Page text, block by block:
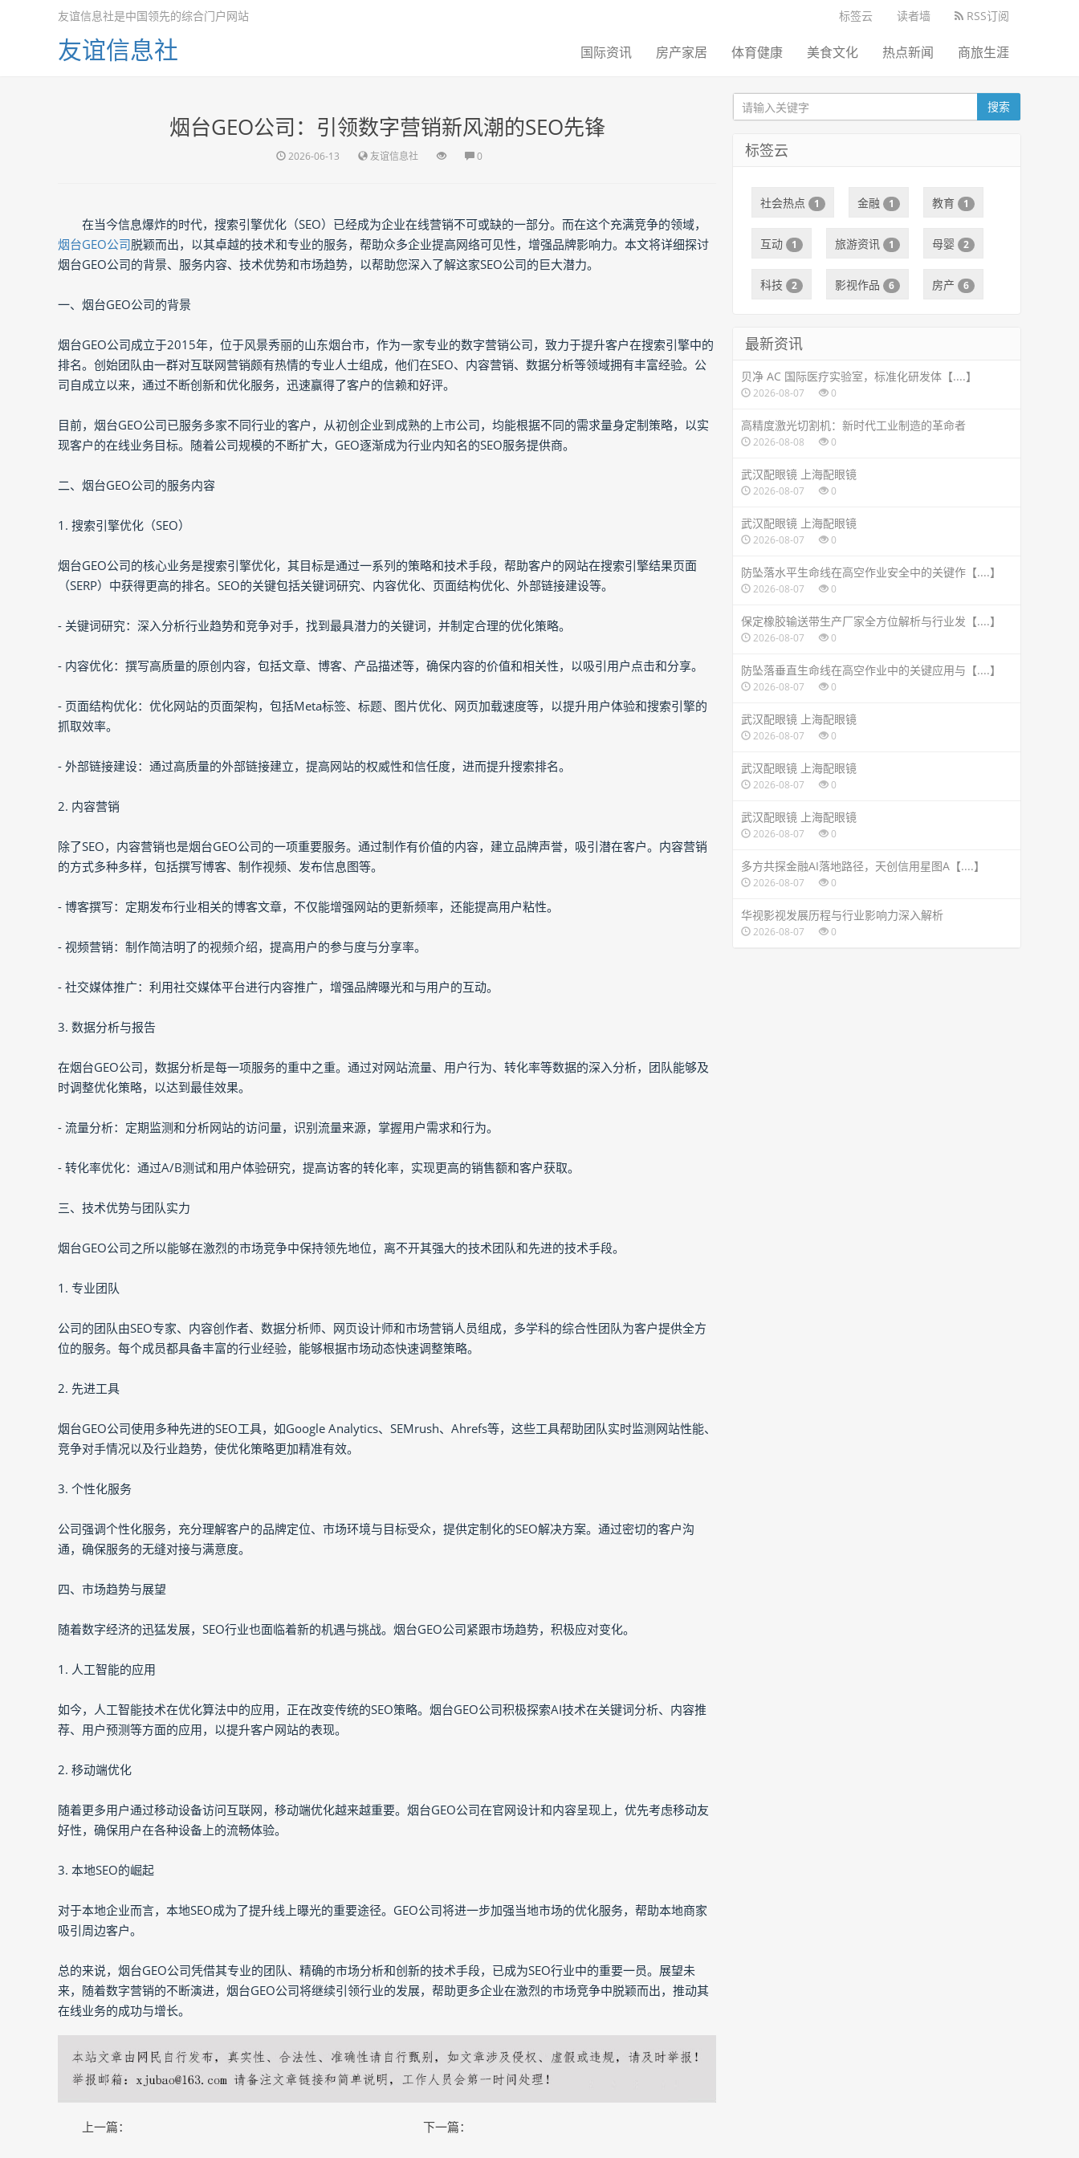
标签云 读者墙 RSS订阅
友谊信息社是中国领先的综合门户网站
友谊信息社 国际资讯 房产家居 体育健康 美食文化 热点新闻 商旅生涯
烟台GEO公司：引领数字营销新风潮的SEO先锋
2026-06-13 友谊信息社 0
在当今信息爆炸的时代，搜索引擎优化（SEO）已经成为企业在线营销不可或缺的一部分。而在这个充满竞争的领域，
烟台GEO公司脱颖而出，以其卓越的技术和专业的服务，帮助众多企业提高网络可见性，增强品牌影响力。本文将详细探讨
烟台GEO公司的背景、服务内容、技术优势和市场趋势，以帮助您深入了解这家SEO公司的巨大潜力。
一、烟台GEO公司的背景
烟台GEO公司成立于2015年，位于风景秀丽的山东烟台市，作为一家专业的数字营销公司，致力于提升客户在搜索引擎中的
排名。创始团队由一群对互联网营销颇有热情的专业人士组成，他们在SEO、内容营销、数据分析等领域拥有丰富经验。公
司自成立以来，通过不断创新和优化服务，迅速赢得了客户的信赖和好评。
目前，烟台GEO公司已服务多家不同行业的客户，从初创企业到成熟的上市公司，均能根据不同的需求量身定制策略，以实
现客户的在线业务目标。随着公司规模的不断扩大，GEO逐渐成为行业内知名的SEO服务提供商。
二、烟台GEO公司的服务内容
1. 搜索引擎优化（SEO）
烟台GEO公司的核心业务是搜索引擎优化，其目标是通过一系列的策略和技术手段，帮助客户的网站在搜索引擎结果页面
（SERP）中获得更高的排名。SEO的关键包括关键词研究、内容优化、页面结构优化、外部链接建设等。
- 关键词研究：深入分析行业趋势和竞争对手，找到最具潜力的关键词，并制定合理的优化策略。
- 内容优化：撰写高质量的原创内容，包括文章、博客、产品描述等，确保内容的价值和相关性，以吸引用户点击和分享。
- 页面结构优化：优化网站的页面架构，包括Meta标签、标题、图片优化、网页加载速度等，以提升用户体验和搜索引擎的
抓取效率。
- 外部链接建设：通过高质量的外部链接建立，提高网站的权威性和信任度，进而提升搜索排名。
2. 内容营销
除了SEO，内容营销也是烟台GEO公司的一项重要服务。通过制作有价值的内容，建立品牌声誉，吸引潜在客户。内容营销
的方式多种多样，包括撰写博客、制作视频、发布信息图等。
- 博客撰写：定期发布行业相关的博客文章，不仅能增强网站的更新频率，还能提高用户粘性。
- 视频营销：制作简洁明了的视频介绍，提高用户的参与度与分享率。
- 社交媒体推广：利用社交媒体平台进行内容推广，增强品牌曝光和与用户的互动。
3. 数据分析与报告
在烟台GEO公司，数据分析是每一项服务的重中之重。通过对网站流量、用户行为、转化率等数据的深入分析，团队能够及
时调整优化策略，以达到最佳效果。
- 流量分析：定期监测和分析网站的访问量，识别流量来源，掌握用户需求和行为。
- 转化率优化：通过A/B测试和用户体验研究，提高访客的转化率，实现更高的销售额和客户获取。
三、技术优势与团队实力
烟台GEO公司之所以能够在激烈的市场竞争中保持领先地位，离不开其强大的技术团队和先进的技术手段。
1. 专业团队
公司的团队由SEO专家、内容创作者、数据分析师、网页设计师和市场营销人员组成，多学科的综合性团队为客户提供全方
位的服务。每个成员都具备丰富的行业经验，能够根据市场动态快速调整策略。
2. 先进工具
烟台GEO公司使用多种先进的SEO工具，如Google Analytics、SEMrush、Ahrefs等，这些工具帮助团队实时监测网站性能、
竞争对手情况以及行业趋势，使优化策略更加精准有效。
3. 个性化服务
公司强调个性化服务，充分理解客户的品牌定位、市场环境与目标受众，提供定制化的SEO解决方案。通过密切的客户沟
通，确保服务的无缝对接与满意度。
四、市场趋势与展望
随着数字经济的迅猛发展，SEO行业也面临着新的机遇与挑战。烟台GEO公司紧跟市场趋势，积极应对变化。
1. 人工智能的应用
如今，人工智能技术在优化算法中的应用，正在改变传统的SEO策略。烟台GEO公司积极探索AI技术在关键词分析、内容推
荐、用户预测等方面的应用，以提升客户网站的表现。
2. 移动端优化
随着更多用户通过移动设备访问互联网，移动端优化越来越重要。烟台GEO公司在官网设计和内容呈现上，优先考虑移动友
好性，确保用户在各种设备上的流畅体验。
3. 本地SEO的崛起
对于本地企业而言，本地SEO成为了提升线上曝光的重要途径。GEO公司将进一步加强当地市场的优化服务，帮助本地商家
吸引周边客户。
总的来说，烟台GEO公司凭借其专业的团队、精确的市场分析和创新的技术手段，已成为SEO行业中的重要一员。展望未
来，随着数字营销的不断演进，烟台GEO公司将继续引领行业的发展，帮助更多企业在激烈的市场竞争中脱颖而出，推动其
在线业务的成功与增长。
上一篇： 下一篇：
搜索
标签云
社会热点 1 金融 1 教育 1
互动 1 旅游资讯 1 母婴 2
科技 2 影视作品 6 房产 6
最新资讯
贝净 AC 国际医疗实验室，标准化研发体【....】
2026-08-07 0
高精度激光切割机：新时代工业制造的革命者
2026-08-08 0
武汉配眼镜 上海配眼镜
2026-08-07 0
武汉配眼镜 上海配眼镜
2026-08-07 0
防坠落水平生命线在高空作业安全中的关键作【....】
2026-08-07 0
保定橡胶输送带生产厂家全方位解析与行业发【....】
2026-08-07 0
防坠落垂直生命线在高空作业中的关键应用与【....】
2026-08-07 0
武汉配眼镜 上海配眼镜
2026-08-07 0
武汉配眼镜 上海配眼镜
2026-08-07 0
武汉配眼镜 上海配眼镜
2026-08-07 0
多方共探金融AI落地路径，天创信用星图A【....】
2026-08-07 0
华视影视发展历程与行业影响力深入解析
2026-08-07 0